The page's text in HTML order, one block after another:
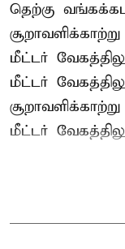
தெற்கு
மீட்டர்
மீட்டர்
மீட்டர்